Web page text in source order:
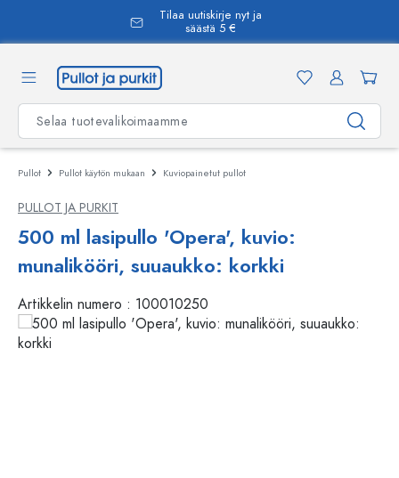
Tilaa uutiskirje nyt ja
säästä 5 €
Pullot Pullot käytön mukaan Kuviopainetut pullot
PULLOT JA PURKIT
500 ml lasipullo 'Opera', kuvio:
munalikööri, suuaukko: korkki
Artikkelin numero : 100010250